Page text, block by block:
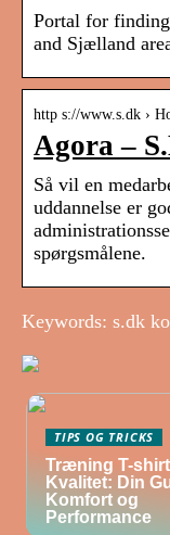
Portal for
and Sjælland
http s://www.s.dk ›
Agora –
Så vil en
uddannelse er
spørgsmålene.
Keywords: s.dk
TIPS OG TRICKS
Træning T-
Kvalitet: Din
Komfort og
Performance